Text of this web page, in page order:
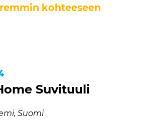
kohteeseen
Suvituuli
Suomi